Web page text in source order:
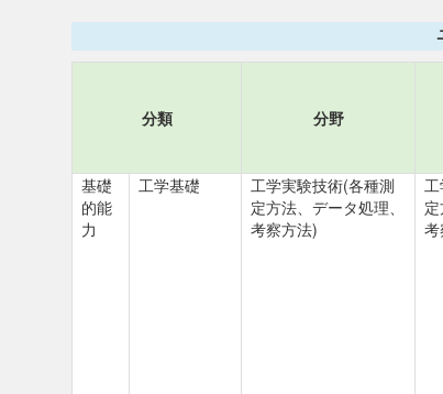
分類 分野
基礎
的能
力
工学基礎
工学実験技術(各種測
定方法、データ処理、
考察方法)